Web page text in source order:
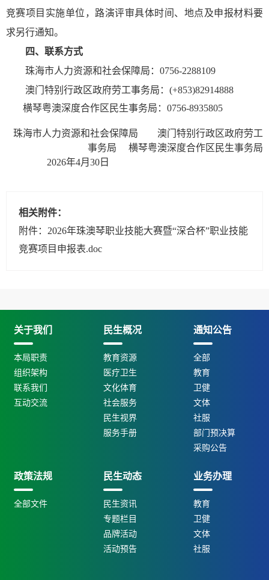
竞赛项目实施单位，路演评审具体时间、地点及申报材料要
求另行通知。
四、联系方式
珠海市人力资源和社会保障局：0756-2288109
澳门特别行政区政府劳工事务局：(+853)82914888
横琴粤澳深度合作区民生事务局：0756-8935805
珠海市人力资源和社会保障局 澳门特别行政区政府劳工
事务局 横琴粤澳深度合作区民生事务局
2026年4月30日
相关附件：
附件：2026年珠澳琴职业技能大赛暨“深合杯”职业技能
竞赛项目申报表.doc
关于我们
本局职责
组织架构
联系我们
互动交流
民生概况
教育资源
医疗卫生
文化体育
社会服务
民生视界
服务手册
通知公告
全部
教育
卫健
文体
社服
部门预决算
采购公告
政策法规
全部文件
民生动态
民生资讯
专题栏目
品牌活动
活动预告
业务办理
教育
卫健
文体
社服